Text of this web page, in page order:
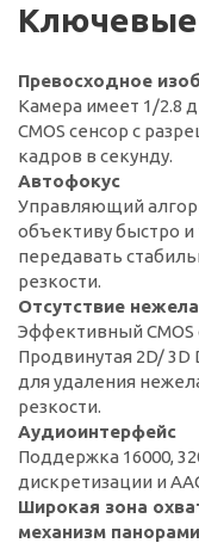
Превосходное
Камера имеет 1/2.8
CMOS сенсор с
кадров в секунду.
Автофокус
Управляющий
объективу быстро и
передавать
резкости.
Отсутствие
Эффективный CMOS
Продвинутая 2D/
для удаления
резкости.
Аудиоинтерфейс
Поддержка 16000,
дискретизации и
Широкая зона
механизм